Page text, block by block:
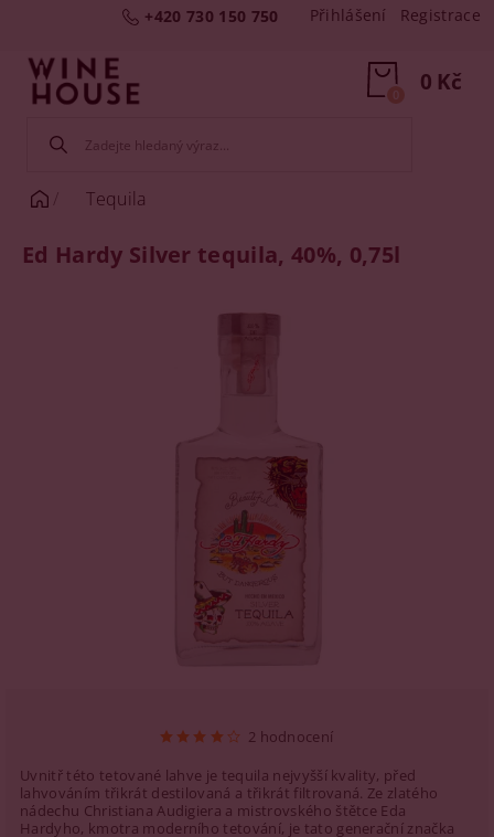
+420 730 150 750 Přihlášení Registrace
0 Kč
0
Tequila
Ed Hardy Silver tequila, 40%, 0,75l
2 hodnocení
Uvnitř této tetované lahve je tequila nejvyšší kvality, před
lahvováním třikrát destilovaná a třikrát filtrovaná. Ze zlatého
nádechu Christiana Audigiera a mistrovského štětce Eda
Hardyho, kmotra moderního tetování, je tato generační značka